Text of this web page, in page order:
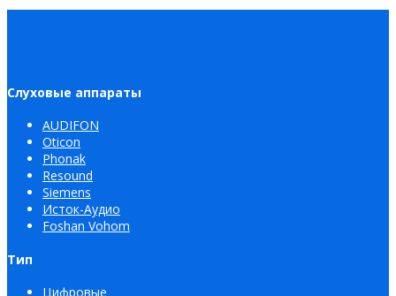
Слуховые аппараты
AUDIFON
Oticon
Phonak
Resound
Siemens
Исток-Аудио
Foshan Vohom
Тип
Цифровые